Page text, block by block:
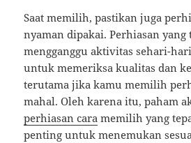
Saat memilih, pastikan juga
nyaman dipakai. Perhiasan
mengganggu aktivitas sehari-
untuk memeriksa kualitas dan
terutama jika kamu memilih
mahal. Oleh karena itu, paham
perhiasan cara memilih yang
penting untuk menemukan